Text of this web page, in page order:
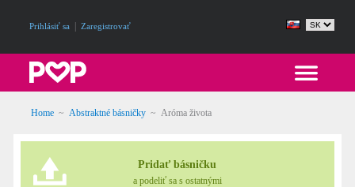
Prihlásiť sa Zaregistrovať
Home ~ Abstraktné básničky ~ Aróma života
Pridať básničku
a podeliť sa s ostatnými